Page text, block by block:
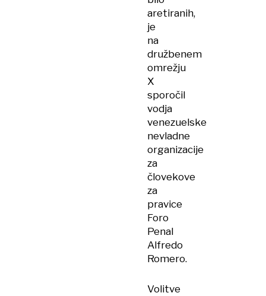
aretiranih,
je
na
družbenem
omrežju
X
sporočil
vodja
venezuelske
nevladne
organizacije
za
človekove
za
pravice
Foro
Penal
Alfredo
Romero.
Volitve